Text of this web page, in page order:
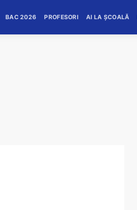
BAC 2026 PROFESORI AI LA ȘCOALĂ